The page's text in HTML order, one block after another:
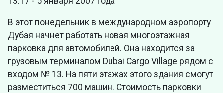
В этот понедельник в международном аэропорту
Дубая начнет работать новая многоэтажная
парковка для автомобилей. Она находится за
грузовым терминалом Dubai Cargo Village рядом с
входом № 13. На пяти этажах этого здания смогут
разместиться 700 машин. Стоимость парковки